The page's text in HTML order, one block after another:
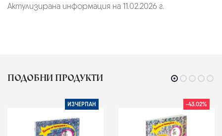
Актулизирана информация на 11.02.2026 г.
ПОДОБНИ ПРОДУКТИ
ИЗЧЕРПАН -43.02%